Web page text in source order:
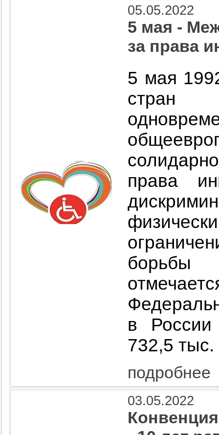
05.05.2022
5 мая -
за права
5 мая
стран
права
борьбы
в
732,5
подробнее
03.05.2022